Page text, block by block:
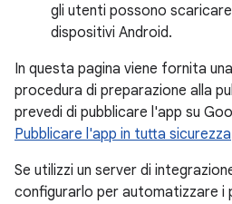
gli utenti possono
dispositivi Android.
In questa pagina viene fornita
procedura di preparazione alla
prevedi di pubblicare l'app su
Pubblicare l'app in tutta sicurezza
Se utilizzi un server di
configurarlo per automatizzare i